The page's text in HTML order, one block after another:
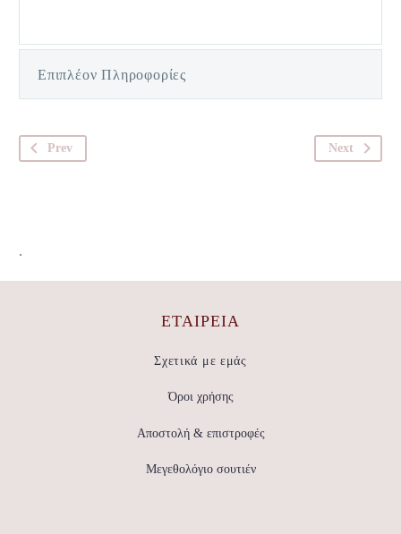
Επιπλέον Πληροφορίες
Prev Next
.
ΕΤΑΙΡΕΊΑ
Σχετικά με εμάς
Όροι χρήσης
Αποστολή & επιστροφές
Μεγεθολόγιο σουτιέν